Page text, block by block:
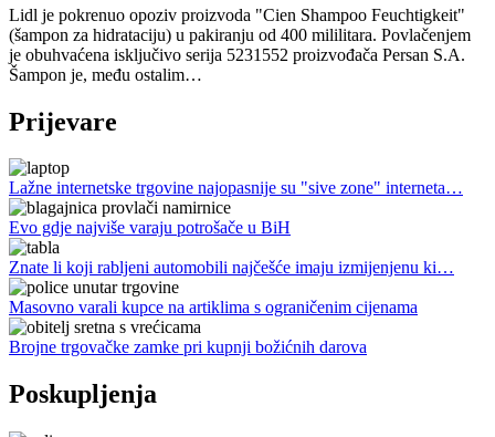
Lidl je pokrenuo opoziv proizvoda "Cien Shampoo Feuchtigkeit"
(šampon za hidrataciju) u pakiranju od 400 mililitara. Povlačenjem
je obuhvaćena isključivo serija 5231552 proizvođača Persan S.A.
Šampon je, među ostalim…
Prijevare
Lažne internetske trgovine najopasnije su "sive zone" interneta…
Evo gdje najviše varaju potrošače u BiH
Znate li koji rabljeni automobili najčešće imaju izmijenjenu ki…
Masovno varali kupce na artiklima s ograničenim cijenama
Brojne trgovačke zamke pri kupnji božićnih darova
Poskupljenja